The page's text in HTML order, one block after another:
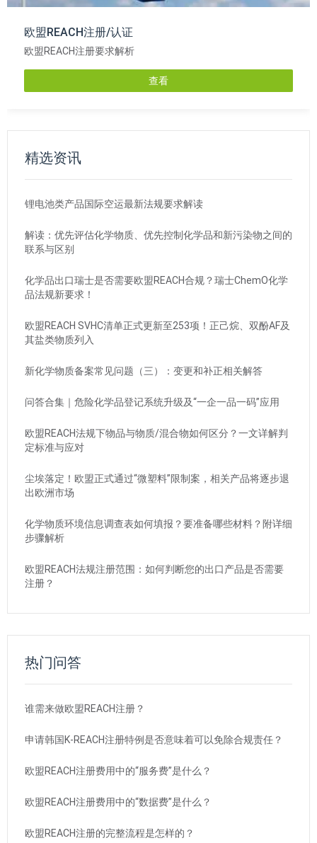
欧盟REACH注册/认证
欧盟REACH注册要求解析
查看
精选资讯
锂电池类产品国际空运最新法规要求解读
解读：优先评估化学物质、优先控制化学品和新污染物之间的
联系与区别
化学品出口瑞士是否需要欧盟REACH合规？瑞士ChemO化学
品法规新要求！
欧盟REACH SVHC清单正式更新至253项！正己烷、双酚AF及
其盐类物质列入
新化学物质备案常见问题（三）：变更和补正相关解答
问答合集｜危险化学品登记系统升级及“一企一品一码”应用
欧盟REACH法规下物品与物质/混合物如何区分？一文详解判
定标准与应对
尘埃落定！欧盟正式通过“微塑料”限制案，相关产品将逐步退
出欧洲市场
化学物质环境信息调查表如何填报？要准备哪些材料？附详细
步骤解析
欧盟REACH法规注册范围：如何判断您的出口产品是否需要
注册？
热门问答
谁需来做欧盟REACH注册？
申请韩国K-REACH注册特例是否意味着可以免除合规责任？
欧盟REACH注册费用中的“服务费”是什么？
欧盟REACH注册费用中的“数据费”是什么？
欧盟REACH注册的完整流程是怎样的？